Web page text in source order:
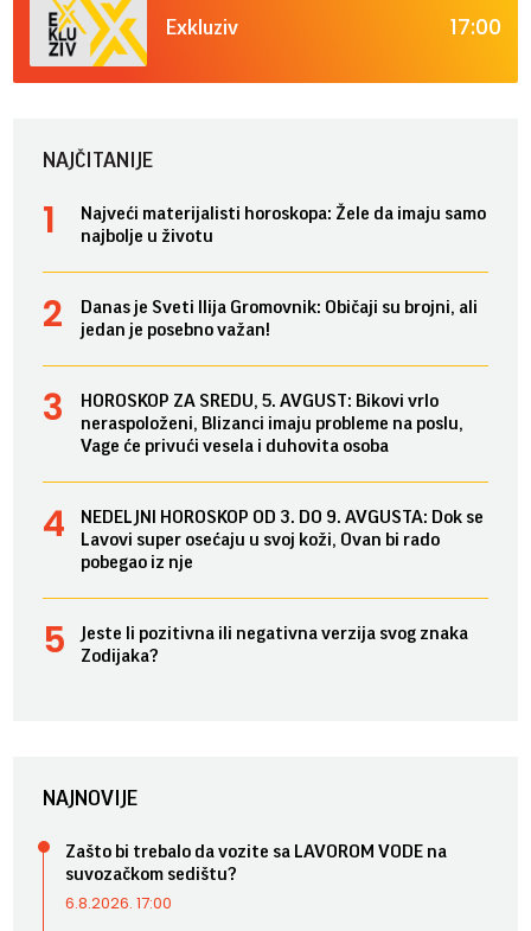
Exkluziv 17:00
NAJČITANIJE
Najveći materijalisti horoskopa: Žele da imaju samo
najbolje u životu
Danas je Sveti Ilija Gromovnik: Običaji su brojni, ali
jedan je posebno važan!
HOROSKOP ZA SREDU, 5. AVGUST: Bikovi vrlo
neraspoloženi, Blizanci imaju probleme na poslu,
Vage će privući vesela i duhovita osoba
NEDELJNI HOROSKOP OD 3. DO 9. AVGUSTA: Dok se
Lavovi super osećaju u svoj koži, Ovan bi rado
pobegao iz nje
Jeste li pozitivna ili negativna verzija svog znaka
Zodijaka?
NAJNOVIJE
Zašto bi trebalo da vozite sa LAVOROM VODE na
suvozačkom sedištu?
6.8.2026. 17:00